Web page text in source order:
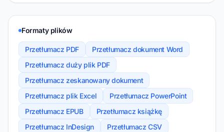
Formaty plików
Przetłumacz PDF
Przetłumacz dokument Word
Przetłumacz duży plik PDF
Przetłumacz zeskanowany dokument
Przetłumacz plik Excel
Przetłumacz PowerPoint
Przetłumacz EPUB
Przetłumacz książkę
Przetłumacz InDesign
Przetłumacz CSV